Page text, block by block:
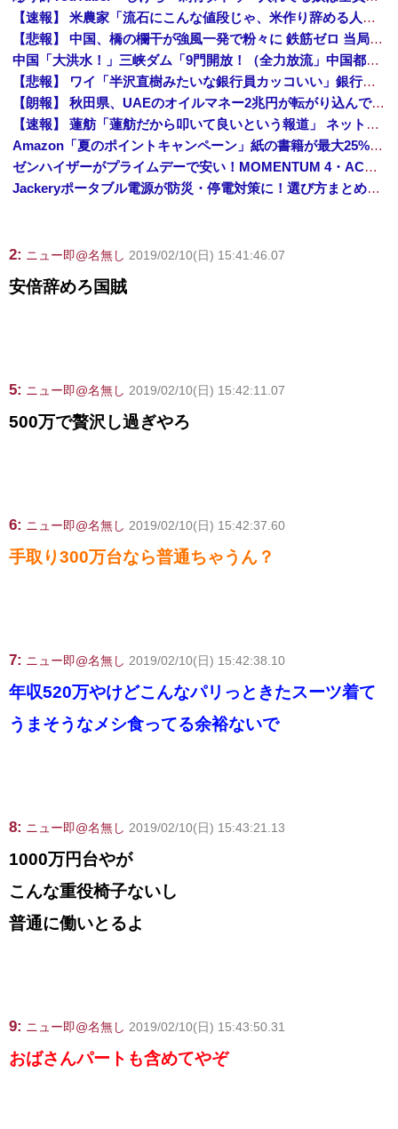
【速報】 米農家「流石にこんな値段じゃ、米作り辞める人、出るんじゃないかなあ？？」
【悲報】 中国、橋の欄干が強風一発で粉々に 鉄筋ゼロ 当局「接着剤でくっつけただけ」「正常で、品質問題はない」
中国「大洪水！」三峡ダム「9門開放！（全力放流」中国都市「三峡沿線の道路水没」中国政府「高速道路封鎖！」中国ダム「緊急放流に合わせて開門（土砂崩れ発生」→
【悲報】 ワイ「半沢直樹みたいな銀行員カッコいい」銀行員の友人「あんな奴居ねえよ」
【朗報】 秋田県、UAEのオイルマネー2兆円が転がり込んでガチで東北最強になるぞｗｗｗｗｗｗｗ
【速報】 蓮舫「蓮舫だから叩いて良いという報道」 ネット「高市だから叩いて良いをやってるのがお前だろ」
Amazon「夏のポイントキャンペーン」紙の書籍が最大25%ポイント還元 対象と条件を整理（2026年7月）
ゼンハイザーがプライムデーで安い！MOMENTUM 4・ACCENTUMなど対象モデルまとめ！
Jackeryポータブル電源が防災・停電対策に！選び方まとめ【プライムデー最終日】
2: ニュー即@名無し 2019/02/10(日) 15:41:46.07
安倍辞めろ国賊
5: ニュー即@名無し 2019/02/10(日) 15:42:11.07
500万で贅沢し過ぎやろ
6: ニュー即@名無し 2019/02/10(日) 15:42:37.60
手取り300万台なら普通ちゃうん？
7: ニュー即@名無し 2019/02/10(日) 15:42:38.10
年収520万やけどこんなパリっときたスーツ着て
うまそうなメシ食ってる余裕ないで
8: ニュー即@名無し 2019/02/10(日) 15:43:21.13
1000万円台やが
こんな重役椅子ないし
普通に働いとるよ
9: ニュー即@名無し 2019/02/10(日) 15:43:50.31
おばさんパートも含めてやぞ